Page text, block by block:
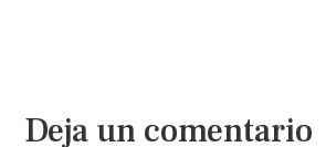
Deja un comentario